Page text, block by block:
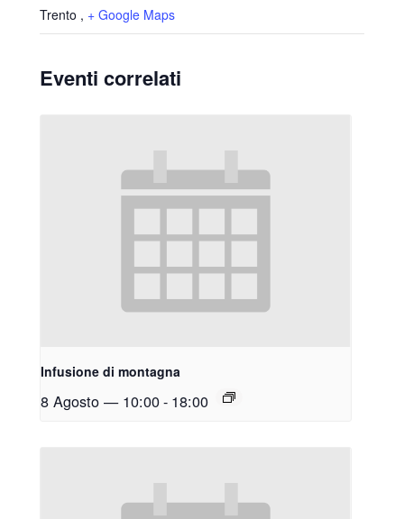
Trento , + Google Maps
Eventi correlati
Infusione di montagna
8 Agosto — 10:00- 18:00